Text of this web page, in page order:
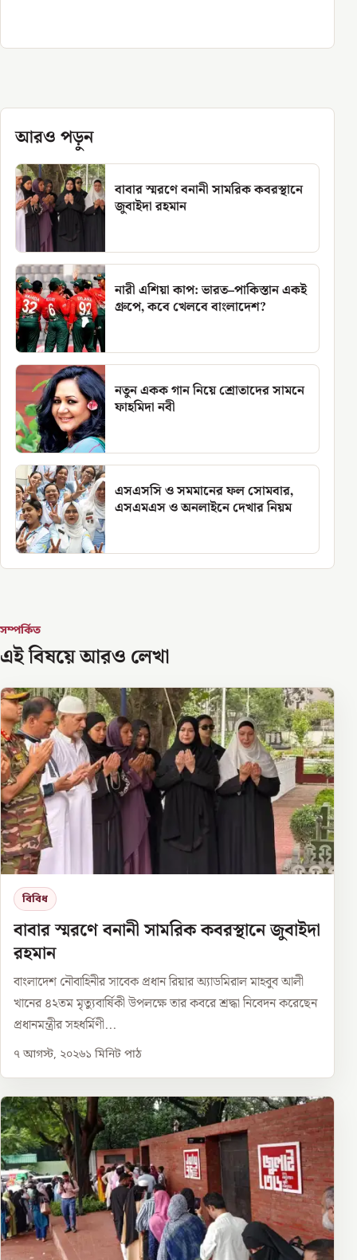
আরও পড়ুন
বাবার স্মরণে বনানী সামরিক কবরস্থানে
জুবাইদা রহমান
নারী এশিয়া কাপ: ভারত–পাকিস্তান একই
গ্রুপে, কবে খেলবে বাংলাদেশ?
নতুন একক গান নিয়ে শ্রোতাদের সামনে
ফাহমিদা নবী
এসএসসি ও সমমানের ফল সোমবার,
এসএমএস ও অনলাইনে দেখার নিয়ম
সম্পর্কিত
এই বিষয়ে আরও লেখা
বিবিধ
বাবার স্মরণে বনানী সামরিক কবরস্থানে জুবাইদা
রহমান
বাংলাদেশ নৌবাহিনীর সাবেক প্রধান রিয়ার অ্যাডমিরাল মাহবুব আলী
খানের ৪২তম মৃত্যুবার্ষিকী উপলক্ষে তার কবরে শ্রদ্ধা নিবেদন করেছেন
প্রধানমন্ত্রীর সহধর্মিণী...
৭ আগস্ট, ২০২৬১ মিনিট পাঠ